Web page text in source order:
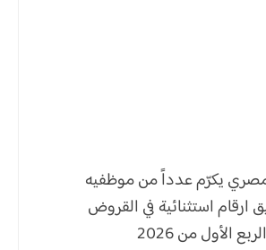
يكرّم عدداً من موظفيه
ارقام استثنائية في القروض
الأول من 2026